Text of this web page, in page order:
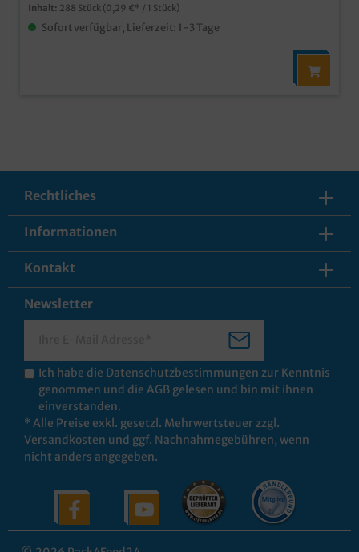
Inhalt: 288 Stück (0,29 €* / 1 Stück)
Sofort verfügbar, Lieferzeit: 1-3 Tage
Rechtliches
Informationen
Kontakt
Newsletter
Ich habe die Datenschutzbestimmungen zur Kenntnis
genommen und die AGB gelesen und bin mit ihnen
einverstanden.
* Alle Preise exkl. gesetzl. Mehrwertsteuer zzgl.
Versandkosten und ggf. Nachnahmegebühren, wenn
nicht anders angegeben.